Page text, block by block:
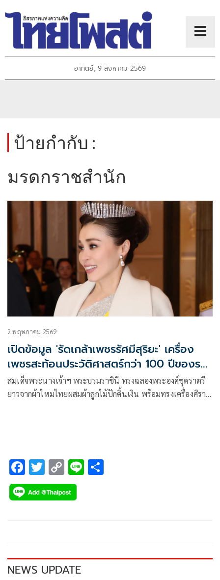
อาทิตย์, 9 สิงหาคม 2569
ป้ายกำกับ :
มรดกราชสำนัก
2 พฤษภาคม 2569
เปิดข้อมูล 'รัดเกล้าเพชรรัศมีสุริยะ' เครื่อง
เพชรสะท้อนประวัติศาสตร์กว่า 100 ปีของราช
สำนักไทย
สมเด็จพระนางเจ้าฯ พระบรมราชินี ทรงฉลองพระองค์ชุดราตรี
ยาวจากผ้าไหมไทยผสมผ้าลูกไม้ปักดิ้นเงิน พร้อมทรงเครื่องศิราภ
F
ac
e
k
T
wi
tt
C
o
p
k
Li
NEWS UPDATE